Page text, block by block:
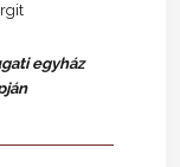
egyház